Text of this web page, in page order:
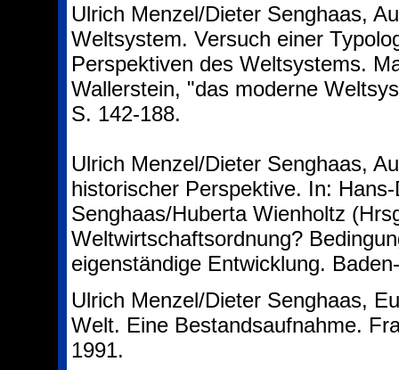
Ulrich Menzel/Dieter Senghaas,
Weltsystem. Versuch einer
Perspektiven des Weltsystems.
Wallerstein, "das moderne
S. 142-188.
Ulrich Menzel/Dieter Senghaas,
historischer Perspektive. In:
Senghaas/Huberta Wienholtz
Weltwirtschaftsordnung?
eigenständige Entwicklung.
Ulrich Menzel/Dieter Senghaas,
Welt. Eine Bestandsaufnahme.
1991.